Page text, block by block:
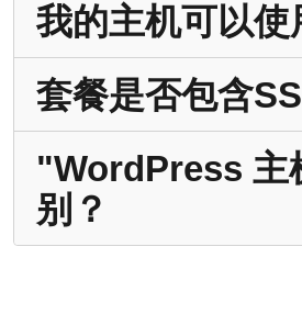
我的主机可以
套餐是否包含
"WordPress 主
别？